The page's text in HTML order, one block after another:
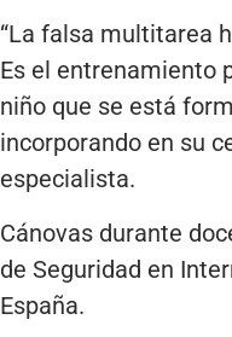
“La falsa multitarea
Es el entrenamiento
niño que se está
incorporando en su
especialista.
Cánovas durante
de Seguridad en
España.